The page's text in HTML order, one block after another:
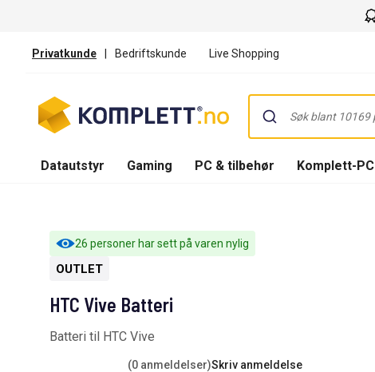
Privatkunde | Bedriftskunde Live Shopping
Datautstyr Gaming PC & tilbehør Komplett-PC
26 personer har sett på varen nylig
OUTLET
HTC Vive Batteri
Batteri til HTC Vive
(0 anmeldelser)Skriv anmeldelse